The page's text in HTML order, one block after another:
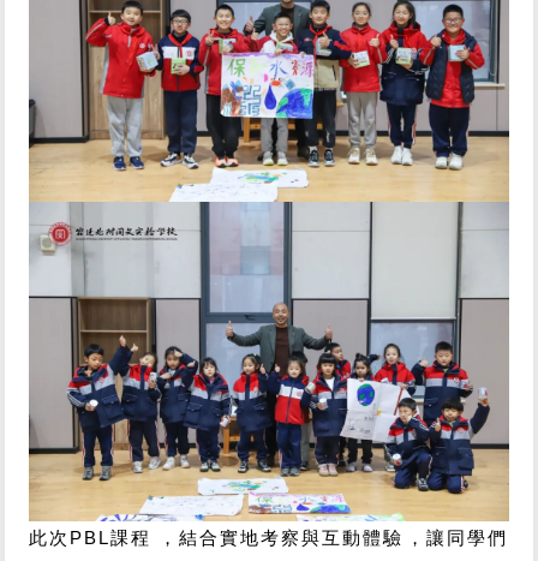
此次PBL課程，結合實地考察與互動體驗，讓同學們